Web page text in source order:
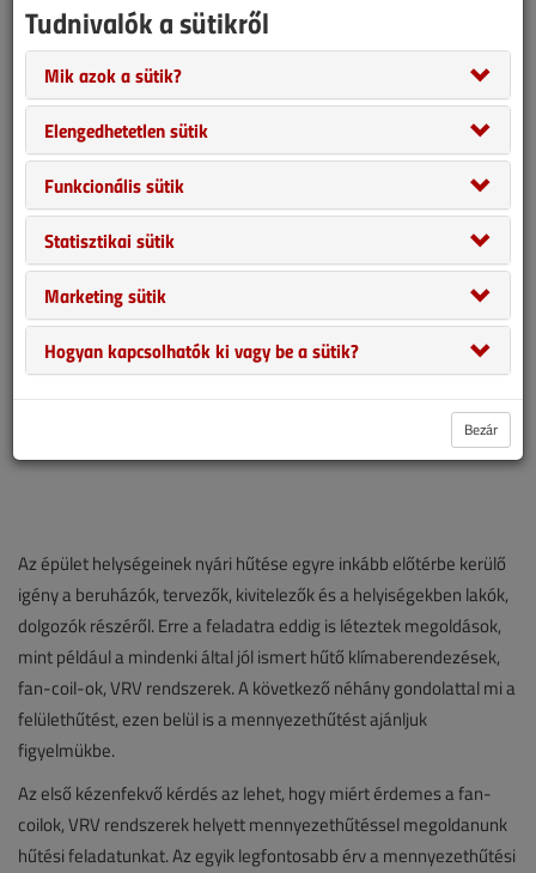
A szokatlanul hideg tél okozta élmények még sokunk
emlékezetében élénken élnek, mi viszont kellő előrelátással már a
forró nyár okozta hőség elviselhetőbbé tételére ajánlunk korszerű
megoldásokat.
Az épület helységeinek nyári hűtése egyre inkább előtérbe kerülő
igény a beruházók, tervezők, kivitelezők és a helyiségekben lakók,
dolgozók részéről. Erre a feladatra eddig is léteztek megoldások,
mint például a mindenki által jól ismert hűtő klímaberendezések,
fan-coil-ok, VRV rendszerek. A következő néhány gondolattal mi a
felülethűtést, ezen belül is a mennyezethűtést ajánljuk
figyelmükbe.
Az első kézenfekvő kérdés az lehet, hogy miért érdemes a fan-
coilok, VRV rendszerek helyett mennyezethűtéssel megoldanunk
hűtési feladatunkat. Az egyik legfontosabb érv a mennyezethűtési
Tudnivalók a sütikről
Mik azok a sütik?
Elengedhetetlen sütik
Funkcionális sütik
Statisztikai sütik
Marketing sütik
Hogyan kapcsolhatók ki vagy be a sütik?
Bezár